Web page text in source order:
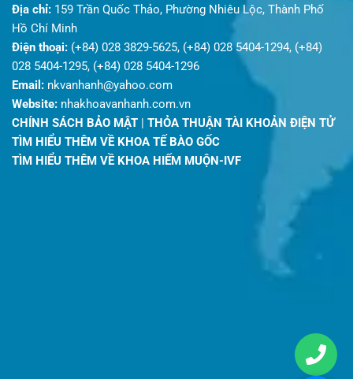
Địa chỉ: 159 Trần Quốc Thảo, Phường Nhiêu Lộc, Thành Phố
Hồ Chí Minh
Điện thoại: (+84) 028 3829-5625, (+84) 028 5404-1294, (+84)
028 5404-1295, (+84) 028 5404-1296
Email: nkvanhanh@yahoo.com
Website: nhakhoavanhanh.com.vn
CHÍNH SÁCH BẢO MẬT | THỎA THUẬN TÀI KHOẢN ĐIỆN TỬ
TÌM HIỂU THÊM VỀ KHOA TẾ BÀO GỐC
TÌM HIỂU THÊM VỀ KHOA HIẾM MUỘN-IVF